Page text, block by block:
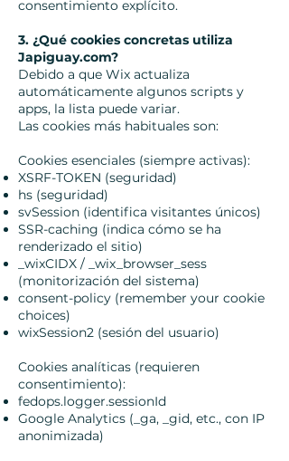
consentimiento explícito.
3. ¿Qué cookies concretas utiliza
Japiguay.com?
Debido a que Wix actualiza
automáticamente algunos scripts y
apps, la lista puede variar.
Las cookies más habituales son:
Cookies esenciales (siempre activas):
XSRF-TOKEN (seguridad)
hs (seguridad)
svSession (identifica visitantes únicos)
SSR-caching (indica cómo se ha
renderizado el sitio)
_wixCIDX / _wix_browser_sess
(monitorización del sistema)
consent-policy (remember your cookie
choices)
wixSession2 (sesión del usuario)
Cookies analíticas (requieren
consentimiento):
fedops.logger.sessionId
Google Analytics (_ga, _gid, etc., con IP
anonimizada)